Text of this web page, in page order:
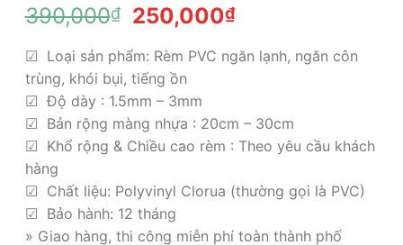
390,000₫
Giá
là:
390,000₫.
250,000₫Giá
tại
☑ Loại sản phẩm: Rèm PVC ngăn lạnh, ngăn côn
trùng, khói bụi, tiếng ồn
☑ Độ dày : 1.5mm – 3mm
☑ Bản rộng màng nhựa : 20cm – 30cm
☑ Khổ rộng & Chiều cao rèm : Theo yêu cầu khách
hàng
☑ Chất liệu: Polyvinyl Clorua (thường gọi là PVC)
☑ Bảo hành: 12 tháng
» Giao hàng, thi công miễn phí toàn thành phố